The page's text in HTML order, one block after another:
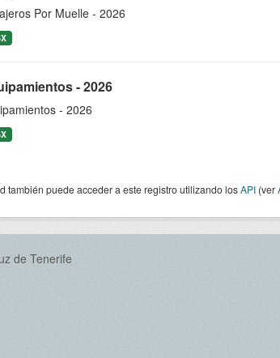
Por Muelle - 2026
- 2026
- 2026
también puede acceder a este registro utilizando losAPI(ver
de Tenerife